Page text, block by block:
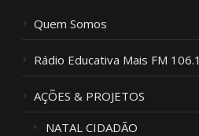
Quem Somos
Rádio Educativa Mais FM 106.1
AÇÕES & PROJETOS
NATAL CIDADÃO